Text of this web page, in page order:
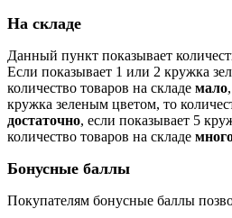
На складе
Данный пункт показывает
Если показывает 1 или 2 кружка
количество товаров на складе мало
кружка зеленым цветом, то
достаточно, если показывает 5
количество товаров на складе
Бонусные баллы
Покупателям бонусные баллы